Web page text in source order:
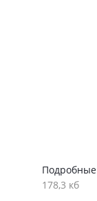
Подробные
178,3 кб